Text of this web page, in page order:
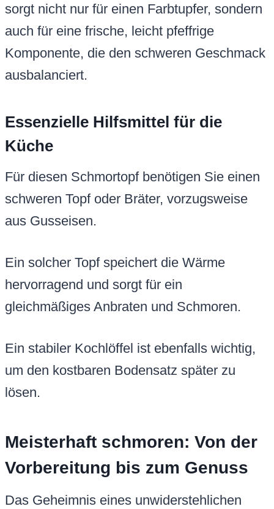
sorgt nicht nur für einen Farbtupfer, sondern
auch für eine frische, leicht pfeffrige
Komponente, die den schweren Geschmack
ausbalanciert.
Essenzielle Hilfsmittel für die
Küche
Für diesen Schmortopf benötigen Sie einen
schweren Topf oder Bräter, vorzugsweise
aus Gusseisen.
Ein solcher Topf speichert die Wärme
hervorragend und sorgt für ein
gleichmäßiges Anbraten und Schmoren.
Ein stabiler Kochlöffel ist ebenfalls wichtig,
um den kostbaren Bodensatz später zu
lösen.
Meisterhaft schmoren: Von der
Vorbereitung bis zum Genuss
Das Geheimnis eines unwiderstehlichen